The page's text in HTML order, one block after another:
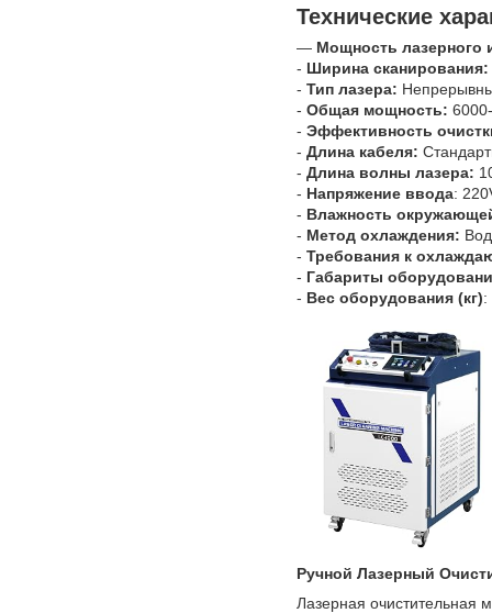
Технические
— Мощность лазерного
- Ширина сканирования:
- Тип лазера:
- Общая мощность:
- Эффективность
- Длина кабеля:
- Длина волны лазера:
- Напряжение ввода:
- Влажность
- Метод охлаждения:
- Требования к
- Габариты
- Вес оборудования (кг):
Ручной Лазерный
Лазерная очистительная